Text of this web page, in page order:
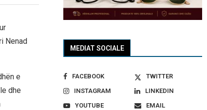
Nenad
e
dhe
MEDIAT SOCIALE
FACEBOOK
TWITTER
INSTAGRAM
LINKEDIN
YOUTUBE
EMAIL